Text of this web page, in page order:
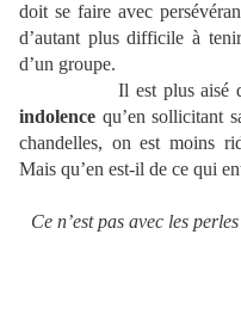
doit se faire avec
d’autant plus difficile à
d’un groupe.
Il est plus aisé
indolence qu’en sollicitant
chandelles, on est moins
Mais qu’en est-il de ce qui
Ce n’est pas avec les